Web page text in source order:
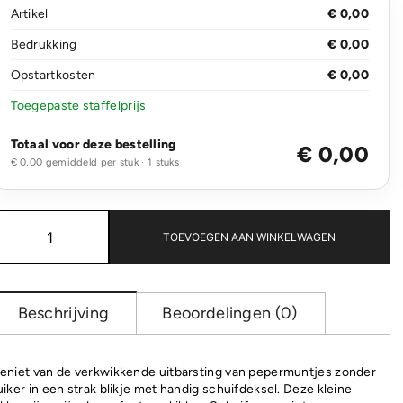
Artikel
€ 0,00
Bedrukking
€ 0,00
Opstartkosten
€ 0,00
Toegepaste staffelprijs
Totaal voor deze bestelling
€ 0,00 gemiddeld per stuk · 1 stuks € 0,00
pepermuntdoos
TOEVOEGEN AAN WINKELWAGEN
Beschrijving Beoordelingen (0)
van de verkwikkende uitbarsting van pepermuntjes zonder
in een strak blikje met handig schuifdeksel. Deze kleine